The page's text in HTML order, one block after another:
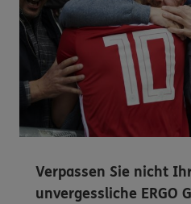
Verpassen Sie nicht
unvergessliche ERGO